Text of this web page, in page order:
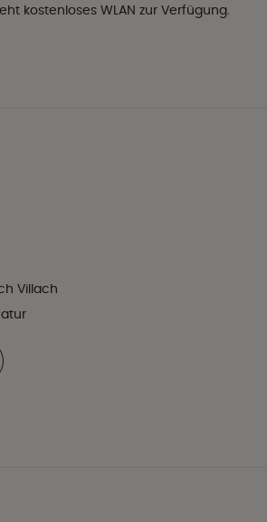
kostenloses WLAN zur Verfügung.
Villach